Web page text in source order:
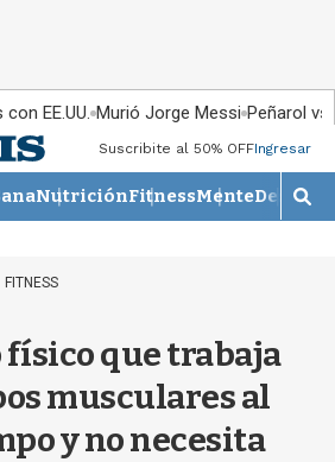
EE.UU. Murió Jorge Messi Peñarol
Suscribite al 50% OFFIngresar
NutriciónFitnessMente
M
o
FITNESS
que trabaja
musculares al
y no necesita